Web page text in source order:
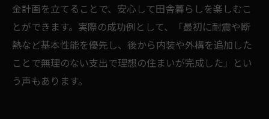
金計画を立てることで、安心して田舎暮らしを楽しむこ
とができます。実際の成功例として、「最初に耐震や断
熱など基本性能を優先し、後から内装や外構を追加した
ことで無理のない支出で理想の住まいが完成した」とい
う声もあります。